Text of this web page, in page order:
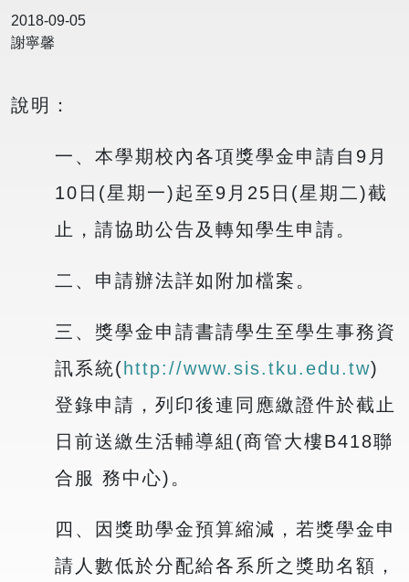
2018-09-05
謝寧馨
說明：
一、本學期校內各項獎學金申請自9月
10日(星期一)起至9月25日(星期二)截
止，請協助公告及轉知學生申請。
二、申請辦法詳如附加檔案。
三、獎學金申請書請學生至學生事務資
訊系統( http://www.sis.tku.edu.tw)
登錄申請，列印後連同應繳證件於截止
日前送繳生活輔導組(商管大樓B418聯
合服 務中心)。
四、因獎助學金預算縮減，若獎學金申
請人數低於分配給各系所之獎助名額，